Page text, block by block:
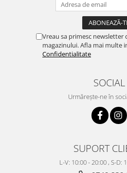
Vreau sa primesc newsletter
magazinului. Afla mai multe
Confidentialitate
SOCIAL
Urmărește-ne în
SUPORT
L-V: 10:00 - 20:00 , S-D: